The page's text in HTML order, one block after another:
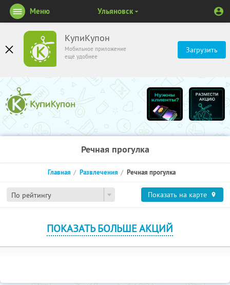
КупиКупон
Мобильное приложение
ещё удобнее
Загрузить
Меню Ульяновск
Речная прогулка
По рейтингу
Главная Развлечения Речная прогулка
Показать на карте
ПОКАЗАТЬ БОЛЬШЕ АКЦИЙ